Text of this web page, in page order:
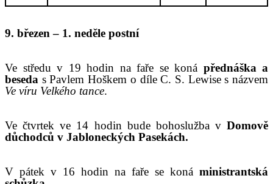
9. březen– 1. neděle postní
Ve středu v 19 hodin na faře se koná přednáška a
beseda s Pavlem Hoškem o díle C. S. Lewise s názvem
Ve víru Velkého tance.
Ve čtvrtek ve 14 hodin budebohoslužba v Domově
důchodců v Jabloneckých Pasekách.
V pátek v 16 hodin na faře se koná ministrantská